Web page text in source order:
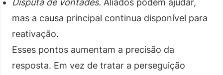
Disputa de vontades. Aliados podem ajudar,
mas a causa principal continua disponível para
reativação.
Esses pontos aumentam a precisão da
resposta. Em vez de tratar a perseguição